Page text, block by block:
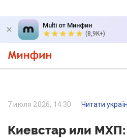
Multi от Минфин
(8,9K+)
7 июля 2026, 14:30 Читати
Киевстар или МХП: